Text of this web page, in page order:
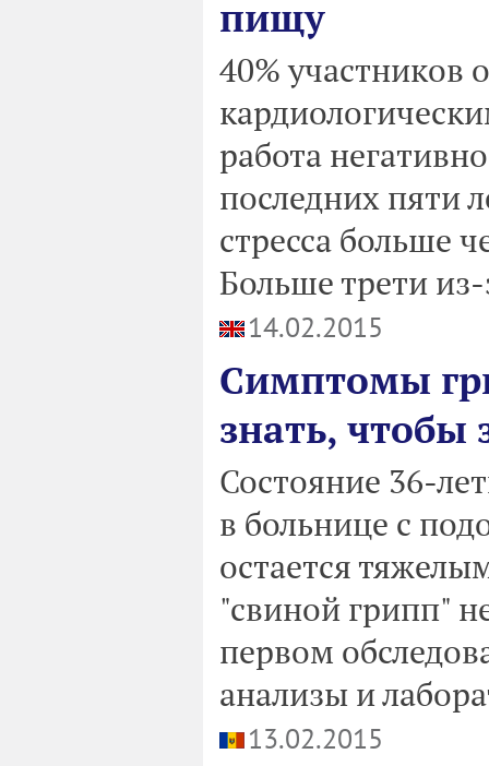
пищу
40% участников
работа
последних пяти
стресса больше
Больше трети
14.02.2015
Симптомы
знать, чтобы
Состояние 36-
в больнице с
остается
"свиной грипп"
первом
анализы и
13.02.2015